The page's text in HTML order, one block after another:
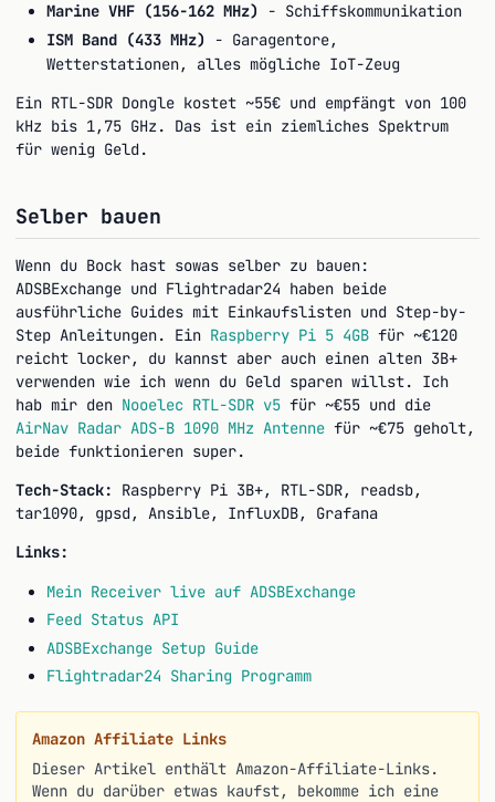
Marine VHF (156-162 MHz)
- Schiffskommunikation
ISM Band (433 MHz)
- Garagentore,
Wetterstationen, alles mögliche IoT-Zeug
Ein RTL-SDR Dongle kostet ~55€ und empfängt von 100
kHz bis 1,75 GHz. Das ist ein ziemliches Spektrum
für wenig Geld.
Selber bauen
Wenn du Bock hast sowas selber zu bauen:
ADSBExchange und Flightradar24 haben beide
ausführliche Guides mit Einkaufslisten und Step-by-
Step Anleitungen. Ein Raspberry Pi 5 4GB für ~€120
reicht locker, du kannst aber auch einen alten 3B+
verwenden wie ich wenn du Geld sparen willst. Ich
hab mir den Nooelec RTL-SDR v5 für ~€55 und die
AirNav Radar ADS-B 1090 MHz Antenne für ~€75 geholt,
beide funktionieren super.
Tech-Stack:
Raspberry Pi 3B+, RTL-SDR, readsb,
tar1090, gpsd, Ansible, InfluxDB, Grafana
Links:
Mein Receiver live auf ADSBExchange
Feed Status API
ADSBExchange Setup Guide
Flightradar24 Sharing Programm
Amazon Affiliate Links
Dieser Artikel enthält Amazon-Affiliate-Links.
Wenn du darüber etwas kaufst, bekomme ich eine